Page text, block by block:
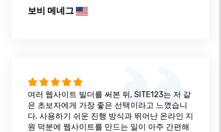
보비 메네그
여러 웹사이트 빌더를 써본 뒤, SITE123는 저 같
은 초보자에게 가장 좋은 선택이라고 느꼈습니
다. 사용하기 쉬운 진행 방식과 뛰어난 온라인 지
원 덕분에 웹사이트를 만드는 일이 아주 간편해